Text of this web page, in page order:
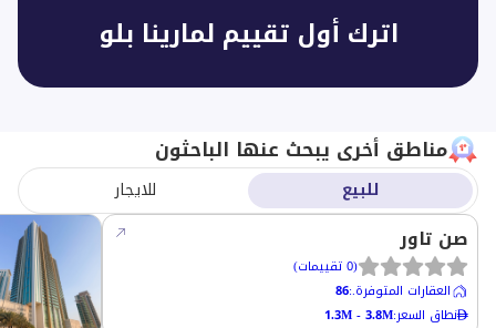
اترك أول تقييم لمارينا بلو
مناطق أخرى يبحث عنها الباحثون
للبيع للايجار
صن تاور
(
0تقييمات)
العقارات المتوفرة.:
86
نطاق السعر:
1.3M - 3.8M